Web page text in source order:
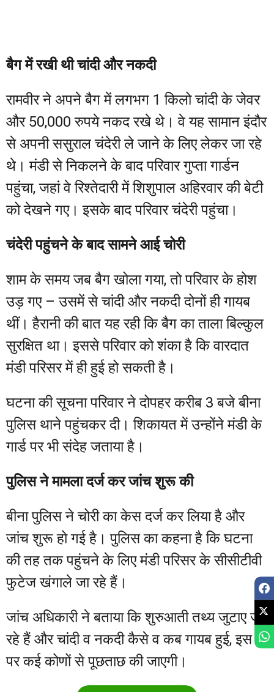
बैग में रखी थी चांदी और नकदी
रामवीर ने अपने बैग में लगभग 1 किलो चांदी के जेवर
और 50,000 रुपये नकद रखे थे। वे यह सामान इंदौर
से अपनी ससुराल चंदेरी ले जाने के लिए लेकर जा रहे
थे। मंडी से निकलने के बाद परिवार गुप्ता गार्डन
पहुंचा, जहां वे रिश्तेदारी में शिशुपाल अहिरवार की बेटी
को देखने गए। इसके बाद परिवार चंदेरी पहुंचा।
चंदेरी पहुंचने के बाद सामने आई चोरी
शाम के समय जब बैग खोला गया, तो परिवार के होश
उड़ गए – उसमें से चांदी और नकदी दोनों ही गायब
थीं। हैरानी की बात यह रही कि बैग का ताला बिल्कुल
सुरक्षित था। इससे परिवार को शंका है कि वारदात
मंडी परिसर में ही हुई हो सकती है।
घटना की सूचना परिवार ने दोपहर करीब 3 बजे बीना
पुलिस थाने पहुंचकर दी। शिकायत में उन्होंने मंडी के
गार्ड पर भी संदेह जताया है।
पुलिस ने मामला दर्ज कर जांच शुरू की
बीना पुलिस ने चोरी का केस दर्ज कर लिया है और
जांच शुरू हो गई है। पुलिस का कहना है कि घटना
की तह तक पहुंचने के लिए मंडी परिसर के सीसीटीवी
फुटेज खंगाले जा रहे हैं।
जांच अधिकारी ने बताया कि शुरुआती तथ्य जुटाए जा
रहे हैं और चांदी व नकदी कैसे व कब गायब हुई, इस
पर कई कोणों से पूछताछ की जाएगी।